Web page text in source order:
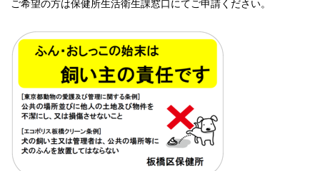
ご希望の方は保健所生活衛生課窓口にてご申請ください。